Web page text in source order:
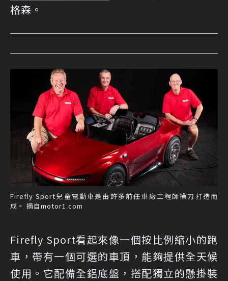
格森。
Firefly Sport兒童電動車是由許多前任車廠工程師操刀打造而
成。 摘自motor1.com
Firefly Sport看起來像一個按比例縮小的跑
車，帶有一個可選的車頂，能夠提供全天候
使用。它配備全鋁底盤，搭配獨立的懸掛裝